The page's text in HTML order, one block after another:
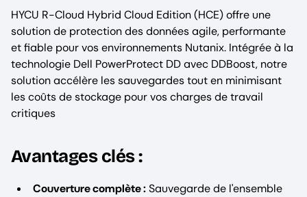
HYCU R-Cloud Hybrid Cloud Edition (HCE) offre une
solution de protection des données agile, performante
et fiable pour vos environnements Nutanix. Intégrée à la
technologie Dell PowerProtect DD avec DDBoost, notre
solution accélère les sauvegardes tout en minimisant
les coûts de stockage pour vos charges de travail
critiques
Avantages clés :
Couverture complète :Sauvegarde de l'ensemble